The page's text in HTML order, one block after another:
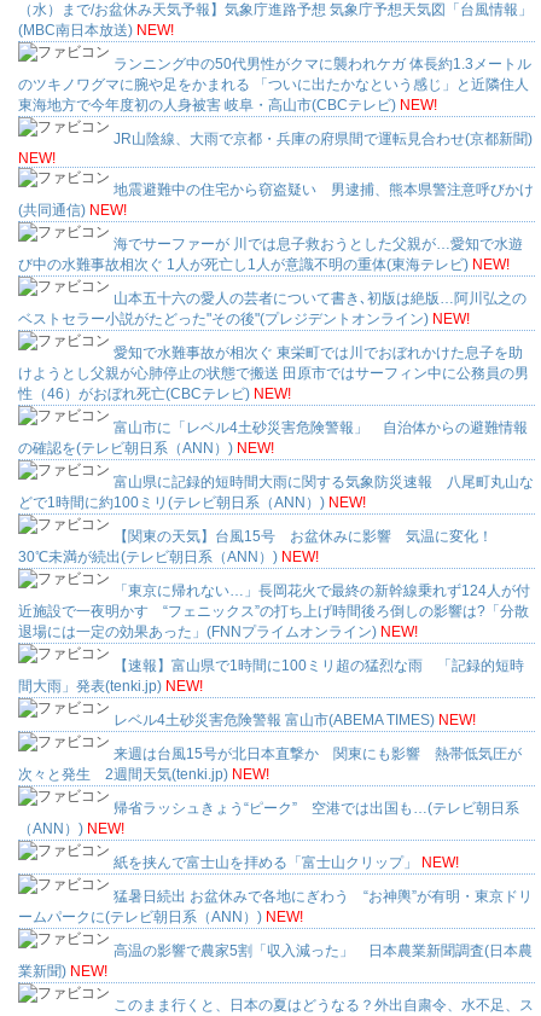
（水）まで/お盆休み天気予報】気象庁進路予想 気象庁予想天気図「台風情報」
(MBC南日本放送) NEW!
ランニング中の50代男性がクマに襲われケガ 体長約1.3メートル
のツキノワグマに腕や足をかまれる 「ついに出たかなという感じ」と近隣住人
東海地方で今年度初の人身被害 岐阜・高山市(CBCテレビ) NEW!
JR山陰線、大雨で京都・兵庫の府県間で運転見合わせ(京都新聞)
NEW!
地震避難中の住宅から窃盗疑い 男逮捕、熊本県警注意呼びかけ
(共同通信) NEW!
海でサーファーが 川では息子救おうとした父親が…愛知で水遊
び中の水難事故相次ぐ 1人が死亡し1人が意識不明の重体(東海テレビ) NEW!
山本五十六の愛人の芸者について書き､初版は絶版…阿川弘之の
ベストセラー小説がたどった"その後"(プレジデントオンライン) NEW!
愛知で水難事故が相次ぐ 東栄町では川でおぼれかけた息子を助
けようとし父親が心肺停止の状態で搬送 田原市ではサーフィン中に公務員の男
性（46）がおぼれ死亡(CBCテレビ) NEW!
富山市に「レベル4土砂災害危険警報」 自治体からの避難情報
の確認を(テレビ朝日系（ANN）) NEW!
富山県に記録的短時間大雨に関する気象防災速報 八尾町丸山な
どで1時間に約100ミリ(テレビ朝日系（ANN）) NEW!
【関東の天気】台風15号 お盆休みに影響 気温に変化！
30℃未満が続出(テレビ朝日系（ANN）) NEW!
「東京に帰れない…」長岡花火で最終の新幹線乗れず124人が付
近施設で一夜明かす “フェニックス”の打ち上げ時間後ろ倒しの影響は?「分散
退場には一定の効果あった」(FNNプライムオンライン) NEW!
【速報】富山県で1時間に100ミリ超の猛烈な雨 「記録的短時
間大雨」発表(tenki.jp) NEW!
レベル4土砂災害危険警報 富山市(ABEMA TIMES) NEW!
来週は台風15号が北日本直撃か 関東にも影響 熱帯低気圧が
次々と発生 2週間天気(tenki.jp) NEW!
帰省ラッシュきょう“ピーク” 空港では出国も…(テレビ朝日系
（ANN）) NEW!
紙を挟んで富士山を拝める「富士山クリップ」
NEW!
猛暑日続出 お盆休みで各地にぎわう “お神輿”が有明・東京ドリ
ームパークに(テレビ朝日系（ANN）) NEW!
高温の影響で農家5割「収入減った」 日本農業新聞調査(日本農
業新聞) NEW!
このまま行くと、日本の夏はどうなる？外出自粛令、水不足、ス